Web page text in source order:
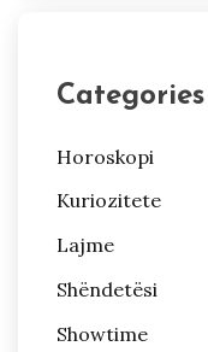
Categories
Horoskopi
Kuriozitete
Lajme
Shëndetësi
Showtime